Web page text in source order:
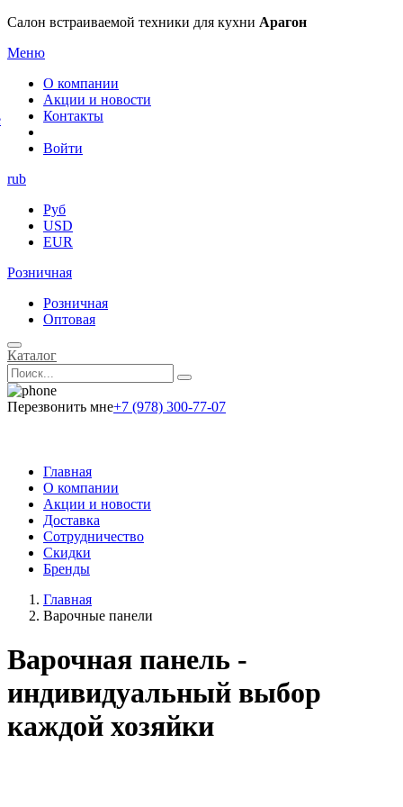
Салон встраиваемой техники для кухни Арагон
Меню
О компании
Акции и новости
Контакты
Войти
rub
Руб
USD
EUR
Розничная
Розничная
Оптовая
Каталог
Перезвонить мне+7 (978) 300-77-07
Главная
О компании
Акции и новости
Доставка
Сотрудничество
Скидки
Бренды
Главная
Варочные панели
Варочная панель -
индивидуальный выбор
каждой хозяйки